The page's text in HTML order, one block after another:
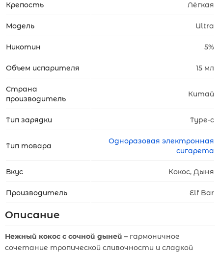
Крепость Лёгкая
Модель Ultra
Никотин 5%
Объем испарителя 15 мл
Страна
производитель
Китай
Тип зарядки Type-c
Тип товара
Одноразовая электронная
сигарета
Вкус Кокос, Дыня
Производитель Elf Bar
Описание
Нежный кокос с сочной дыней – гармоничное
сочетание тропической сливочности и сладкой